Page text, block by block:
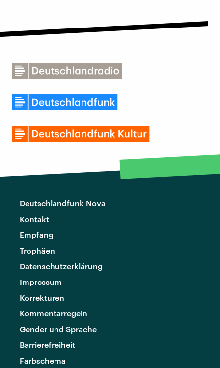
Deutschlandfunk Nova
Kontakt
Empfang
Trophäen
Datenschutzerklärung
Impressum
Korrekturen
Kommentarregeln
Gender und Sprache
Barrierefreiheit
Farbschema